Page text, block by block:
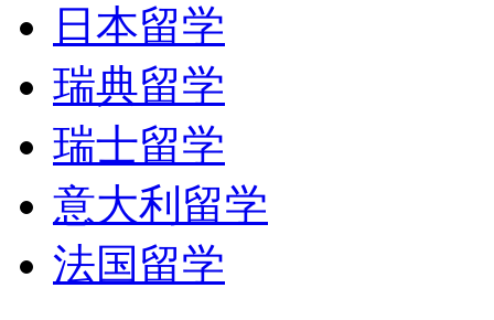
日本留学
瑞典留学
瑞士留学
意大利留学
法国留学